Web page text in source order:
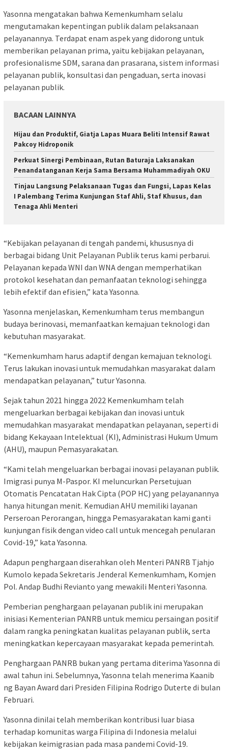
Yasonna mengatakan bahwa Kemenkumham selalu
mengutamakan kepentingan publik dalam pelaksanaan
pelayanannya. Terdapat enam aspek yang didorong untuk
memberikan pelayanan prima, yaitu kebijakan pelayanan,
profesionalisme SDM, sarana dan prasarana, sistem informasi
pelayanan publik, konsultasi dan pengaduan, serta inovasi
pelayanan publik.
BACAAN LAINNYA
Hijau dan Produktif, Giatja Lapas Muara Beliti Intensif Rawat
Pakcoy Hidroponik
Perkuat Sinergi Pembinaan, Rutan Baturaja Laksanakan
Penandatanganan Kerja Sama Bersama Muhammadiyah OKU
Tinjau Langsung Pelaksanaan Tugas dan Fungsi, Lapas Kelas
I Palembang Terima Kunjungan Staf Ahli, Staf Khusus, dan
Tenaga Ahli Menteri
“Kebijakan pelayanan di tengah pandemi, khususnya di
berbagai bidang Unit Pelayanan Publik terus kami perbarui.
Pelayanan kepada WNI dan WNA dengan memperhatikan
protokol kesehatan dan pemanfaatan teknologi sehingga
lebih efektif dan efisien,” kata Yasonna.
Yasonna menjelaskan, Kemenkumham terus membangun
budaya berinovasi, memanfaatkan kemajuan teknologi dan
kebutuhan masyarakat.
“Kemenkumham harus adaptif dengan kemajuan teknologi.
Terus lakukan inovasi untuk memudahkan masyarakat dalam
mendapatkan pelayanan,” tutur Yasonna.
Sejak tahun 2021 hingga 2022 Kemenkumham telah
mengeluarkan berbagai kebijakan dan inovasi untuk
memudahkan masyarakat mendapatkan pelayanan, seperti di
bidang Kekayaan Intelektual (KI), Administrasi Hukum Umum
(AHU), maupun Pemasyarakatan.
“Kami telah mengeluarkan berbagai inovasi pelayanan publik.
Imigrasi punya M-Paspor. KI meluncurkan Persetujuan
Otomatis Pencatatan Hak Cipta (POP HC) yang pelayanannya
hanya hitungan menit. Kemudian AHU memiliki layanan
Perseroan Perorangan, hingga Pemasyarakatan kami ganti
kunjungan fisik dengan video call untuk mencegah penularan
Covid-19,” kata Yasonna.
Adapun penghargaan diserahkan oleh Menteri PANRB Tjahjo
Kumolo kepada Sekretaris Jenderal Kemenkumham, Komjen
Pol. Andap Budhi Revianto yang mewakili Menteri Yasonna.
Pemberian penghargaan pelayanan publik ini merupakan
inisiasi Kementerian PANRB untuk memicu persaingan positif
dalam rangka peningkatan kualitas pelayanan publik, serta
meningkatkan kepercayaan masyarakat kepada pemerintah.
Penghargaan PANRB bukan yang pertama diterima Yasonna di
awal tahun ini. Sebelumnya, Yasonna telah menerima Kaanib
ng Bayan Award dari Presiden Filipina Rodrigo Duterte di bulan
Februari.
Yasonna dinilai telah memberikan kontribusi luar biasa
terhadap komunitas warga Filipina di Indonesia melalui
kebijakan keimigrasian pada masa pandemi Covid-19.